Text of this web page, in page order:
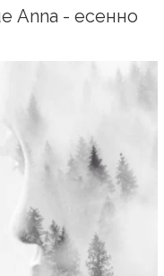
Anna - есенно